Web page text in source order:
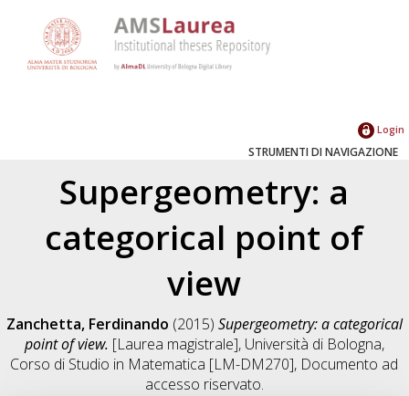
Login
STRUMENTI DI NAVIGAZIONE
Supergeometry: a
categorical point of
view
Zanchetta, Ferdinando (2015) Supergeometry: a categorical
point of view. [Laurea magistrale], Università di Bologna,
Corso di Studio in Matematica [LM-DM270], Documento ad
accesso riservato.